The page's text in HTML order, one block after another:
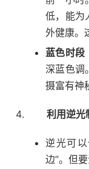
低，能为
外健康。
蓝色时段
深蓝色调
摄富有神
利用逆光
逆光可
边”。但